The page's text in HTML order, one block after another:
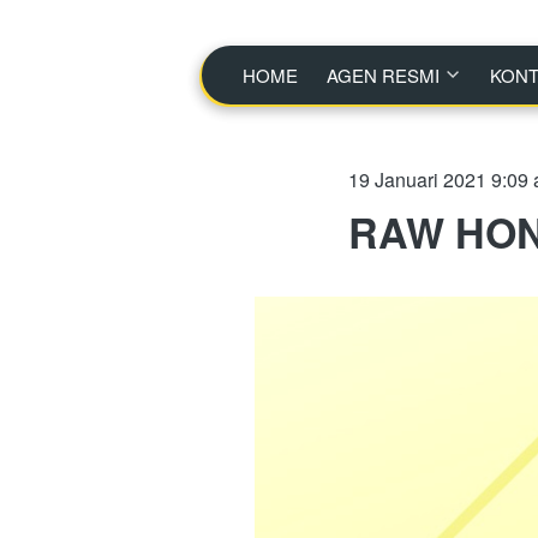
HOME AGEN RESMI
HOME AGEN RESMI
19 Januari 2021 9:09
RAW